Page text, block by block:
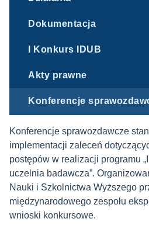
Dokumentacja
I Konkurs IDUB
Akty prawne
Konferencje
Konferencje sprawozdawcze
implementacji zaleceń
postępów w realizacji programu
uczelnia badawcza”.
Nauki i Szkolnictwa Wyższego
międzynarodowego zespołu
wnioski konkursowe.